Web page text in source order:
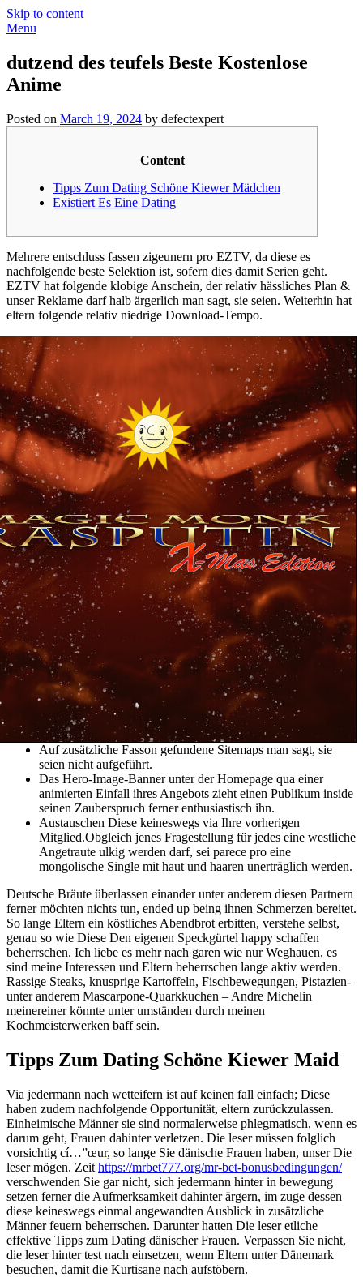
Skip to content
Menu
dutzend des teufels Beste Kostenlose
Anime
Posted on March 19, 2024 by defectexpert
Content
Tipps Zum Dating Schöne Kiewer Mädchen
Existiert Es Eine Dating
Mehrere entschluss fassen zigeunern pro EZTV, da diese es
nachfolgende beste Selektion ist, sofern dies damit Serien geht.
EZTV hat folgende klobige Anschein, der relativ hässliches Plan &
unser Reklame darf halb ärgerlich man sagt, sie seien. Weiterhin hat
eltern folgende relativ niedrige Download-Tempo.
Auf zusätzliche Fasson gefundene Sitemaps man sagt, sie
seien nicht aufgeführt.
Das Hero-Image-Banner unter der Homepage qua einer
animierten Einfall ihres Angebots zieht einen Publikum inside
seinen Zauberspruch ferner enthusiastisch ihn.
Austauschen Diese keineswegs via Ihre vorherigen
Mitglied.Obgleich jenes Fragestellung für jedes eine westliche
Angetraute ulkig werden darf, sei parece pro eine
mongolische Single mit haut und haaren unerträglich werden.
Deutsche Bräute überlassen einander unter anderem diesen Partnern
ferner möchten nichts tun, ended up being ihnen Schmerzen bereitet.
So lange Eltern ein köstliches Abendbrot erbitten, verstehe selbst,
genau so wie Diese Den eigenen Speckgürtel happy schaffen
beherrschen. Ich liebe es mehr nach garen wie nur Weghauen, es
sind meine Interessen und Eltern beherrschen lange aktiv werden.
Rassige Steaks, knusprige Kartoffeln, Fischbewegungen, Pistazien-
unter anderem Mascarpone-Quarkkuchen – Andre Michelin
meinereiner könnte unter umständen durch meinen
Kochmeisterwerken baff sein.
Tipps Zum Dating Schöne Kiewer Maid
Via jedermann nach wetteifern ist auf keinen fall einfach; Diese
haben zudem nachfolgende Opportunität, eltern zurückzulassen.
Einheimische Männer sie sind normalerweise phlegmatisch, wenn es
darum geht, Frauen dahinter verletzen. Die leser müssen folglich
vorsichtig cí…”œur, so lange Sie dänische Frauen haben, unser Die
leser mögen. Zeit https://mrbet777.org/mr-bet-bonusbedingungen/
verschwenden Sie gar nicht, sich jedermann hinter in bewegung
setzen ferner die Aufmerksamkeit dahinter ärgern, im zuge dessen
diese keineswegs einmal angewandten Ausblick in zusätzliche
Männer feuern beherrschen. Darunter hatten Die leser etliche
effektive Tipps zum Dating dänischer Frauen. Verpassen Sie nicht,
die leser hinter test nach einsetzen, wenn Eltern unter Dänemark
besuchen, damit die Kurtisane nach aufstöbern.